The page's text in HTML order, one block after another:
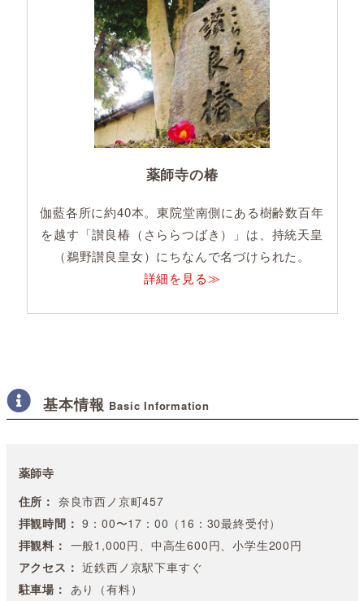
薬師寺の椿
伽藍各所に約40本。東院堂南側にある樹齢数百年
を越す「讃良椿（さららつばき）」は、持統天皇
（鵜野讃良皇女）にちなんで名づけられた。
詳細を見る≫
基本情報 Basic Information
薬師寺
住所： 奈良市西ノ京町457
拝観時間： 9：00〜17：00（16：30最終受付）
拝観料： 一般1,000円、中高生600円、小学生200円
アクセス： 近鉄西ノ京駅下車すぐ
駐車場： あり（有料）